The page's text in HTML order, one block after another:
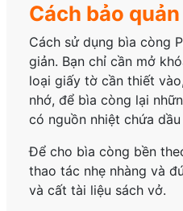
Cách bảo
Cách sử dụng bìa còng
giản. Bạn chỉ cần mở
loại giấy tờ cần thiết
nhớ, để bìa còng lại
có nguồn nhiệt chứa
Để cho bìa còng bền
thao tác nhẹ nhàng và
và cất tài liệu sách vở.